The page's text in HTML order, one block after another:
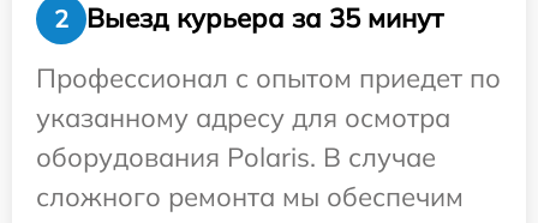
2
Выезд курьера за 35 минут
Профессионал с опытом приедет по
указанному адресу для осмотра
оборудования Polaris. В случае
сложного ремонта мы обеспечим